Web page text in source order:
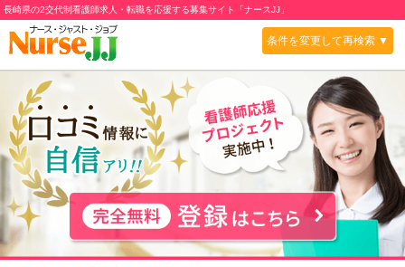
長崎県の2交代制看護師求人・転職を応援する募集サイト「ナースJJ」
条件を変更して再検索 ▼